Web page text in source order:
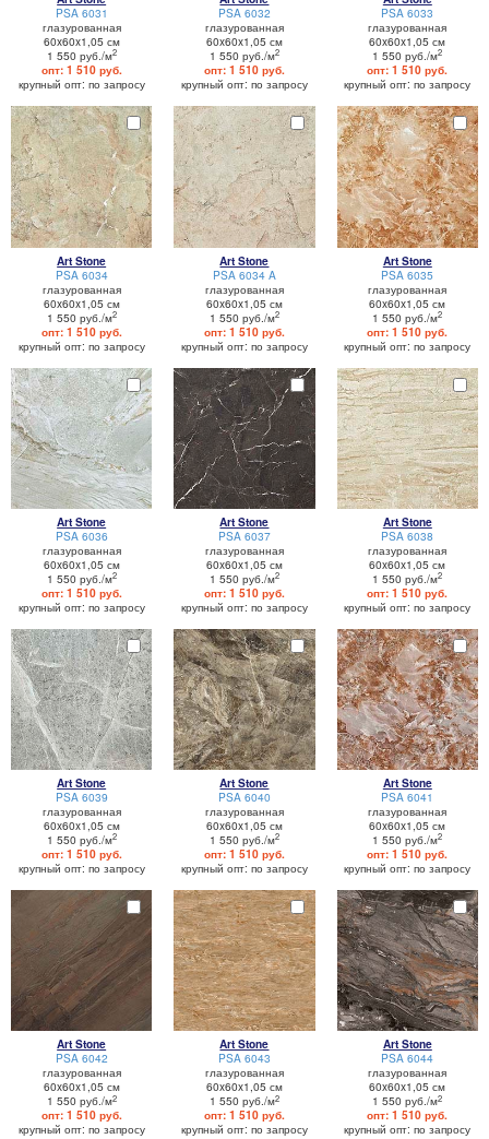
PSA 6031
глазурованная
60x60x1,05 см
1 550 руб./м2
опт: 1 510 руб.
крупный опт: по запросу
PSA 6032
глазурованная
60x60x1,05 см
1 550 руб./м2
опт: 1 510 руб.
крупный опт: по запросу
PSA 6033
глазурованная
60x60x1,05 см
1 550 руб./м2
опт: 1 510 руб.
крупный опт: по запросу
Art Stone
PSA 6034
глазурованная
60x60x1,05 см
1 550 руб./м2
опт: 1 510 руб.
крупный опт: по запросу
Art Stone
PSA 6034 A
глазурованная
60x60x1,05 см
1 550 руб./м2
опт: 1 510 руб.
крупный опт: по запросу
Art Stone
PSA 6035
глазурованная
60x60x1,05 см
1 550 руб./м2
опт: 1 510 руб.
крупный опт: по запросу
Art Stone
PSA 6036
глазурованная
60x60x1,05 см
1 550 руб./м2
опт: 1 510 руб.
крупный опт: по запросу
Art Stone
PSA 6037
глазурованная
60x60x1,05 см
1 550 руб./м2
опт: 1 510 руб.
крупный опт: по запросу
Art Stone
PSA 6038
глазурованная
60x60x1,05 см
1 550 руб./м2
опт: 1 510 руб.
крупный опт: по запросу
Art Stone
PSA 6039
глазурованная
60x60x1,05 см
1 550 руб./м2
опт: 1 510 руб.
крупный опт: по запросу
Art Stone
PSA 6040
глазурованная
60x60x1,05 см
1 550 руб./м2
опт: 1 510 руб.
крупный опт: по запросу
Art Stone
PSA 6041
глазурованная
60x60x1,05 см
1 550 руб./м2
опт: 1 510 руб.
крупный опт: по запросу
Art Stone
PSA 6042
глазурованная
60x60x1,05 см
1 550 руб./м2
опт: 1 510 руб.
крупный опт: по запросу
Art Stone
PSA 6043
глазурованная
60x60x1,05 см
1 550 руб./м2
опт: 1 510 руб.
крупный опт: по запросу
Art Stone
PSA 6044
глазурованная
60x60x1,05 см
1 550 руб./м2
опт: 1 510 руб.
крупный опт: по запросу